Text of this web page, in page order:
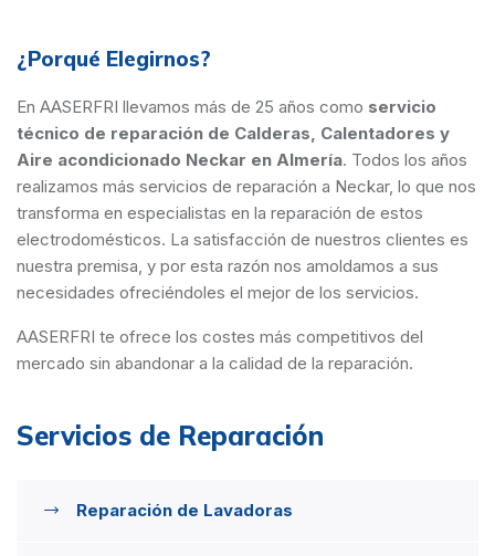
¿Porqué Elegirnos?
En AASERFRI llevamos más de 25 años como servicio
técnico de reparación de Calderas, Calentadores y
Aire acondicionado Neckar en Almería. Todos los años
realizamos más servicios de reparación a Neckar, lo que nos
transforma en especialistas en la reparación de estos
electrodomésticos. La satisfacción de nuestros clientes es
nuestra premisa, y por esta razón nos amoldamos a sus
necesidades ofreciéndoles el mejor de los servicios.
AASERFRI te ofrece los costes más competitivos del
mercado sin abandonar a la calidad de la reparación.
Servicios de Reparación
Reparación de Lavadoras